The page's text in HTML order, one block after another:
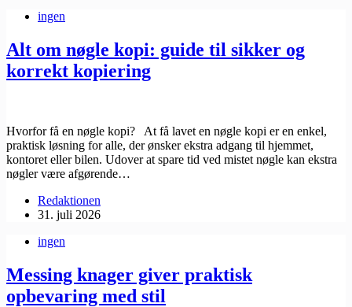
ingen
Alt om nøgle kopi: guide til sikker og
korrekt kopiering
Hvorfor få en nøgle kopi? At få lavet en nøgle kopi er en enkel,
praktisk løsning for alle, der ønsker ekstra adgang til hjemmet,
kontoret eller bilen. Udover at spare tid ved mistet nøgle kan ekstra
nøgler være afgørende…
Redaktionen
31. juli 2026
ingen
Messing knager giver praktisk
opbevaring med stil